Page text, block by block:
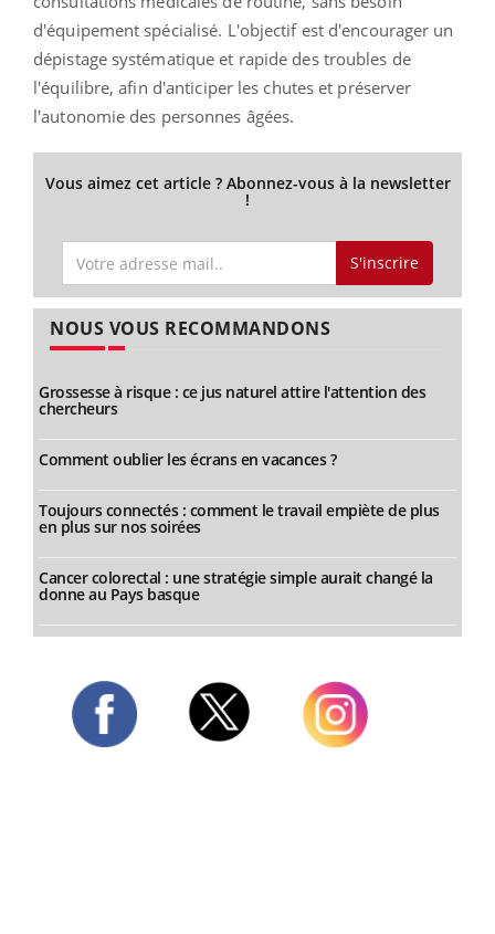
d'équipement spécialisé. L'objectif est d'encourager un
dépistage systématique et rapide des troubles de
l'équilibre, afin d'anticiper les chutes et préserver
l'autonomie des personnes âgées.
Vous aimez cet article ? Abonnez-vous à la newsletter
!
S'inscrire
NOUS VOUS RECOMMANDONS
Grossesse à risque : ce jus naturel attire l'attention des
chercheurs
Comment oublier les écrans en vacances ?
Toujours connectés : comment le travail empiète de plus
en plus sur nos soirées
Cancer colorectal : une stratégie simple aurait changé la
donne au Pays basque